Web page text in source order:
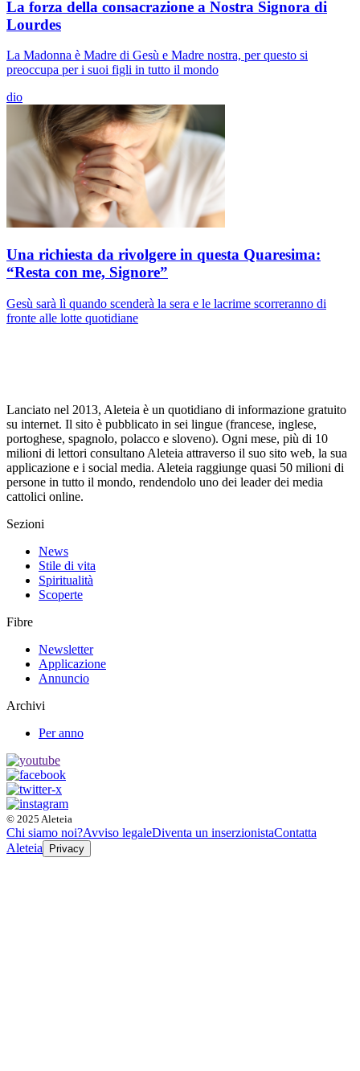
La forza della consacrazione a Nostra Signora di
Lourdes
La Madonna è Madre di Gesù e Madre nostra, per questo si
preoccupa per i suoi figli in tutto il mondo
dio
Una richiesta da rivolgere in questa Quaresima:
“Resta con me, Signore”
Gesù sarà lì quando scenderà la sera e le lacrime scorreranno di
fronte alle lotte quotidiane
Lanciato nel 2013, Aleteia è un quotidiano di informazione gratuito
su internet. Il sito è pubblicato in sei lingue (francese, inglese,
portoghese, spagnolo, polacco e sloveno). Ogni mese, più di 10
milioni di lettori consultano Aleteia attraverso il suo sito web, la sua
applicazione e i social media. Aleteia raggiunge quasi 50 milioni di
persone in tutto il mondo, rendendolo uno dei leader dei media
cattolici online.
Sezioni
News
Stile di vita
Spiritualità
Scoperte
Fibre
Newsletter
Applicazione
Annuncio
Archivi
Per anno
© 2025 Aleteia
Chi siamo noi?Avviso legaleDiventa un inserzionistaContatta
Aleteia
Privacy